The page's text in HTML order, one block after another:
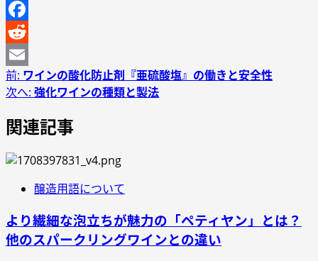
Twitter
Facebook
Reddit
Email
投
稿
ナ
ビ
シ
ョ
前: ワインの酸化防止剤『亜硫酸塩』の働きと安全性
次へ: 強化ワインの種類と製法
関連記事
醸造用語について
より繊細な泡立ちが魅力の「ペティヤン」とは？
他のスパークリングワインとの違い